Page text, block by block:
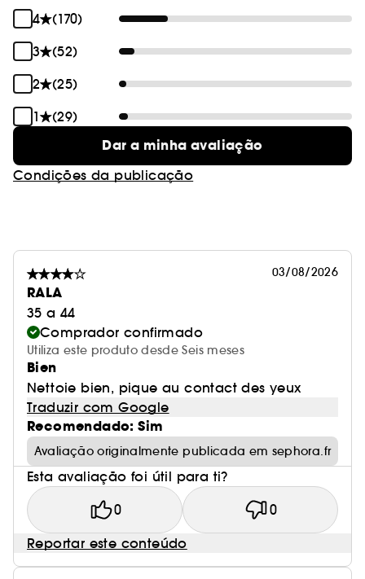
4
(170)
3
(52)
2
(25)
1
(29)
Dar a minha avaliação
Condições da publicação
03/08/2026
RALA
35 a 44
Comprador confirmado
Utiliza este produto desde Seis meses
Bien
Nettoie bien, pique au contact des yeux
Traduzir com Google
Recomendado: Sim
Avaliação originalmente publicada em sephora.fr
Esta avaliação foi útil para ti?
0 0
Reportar este conteúdo